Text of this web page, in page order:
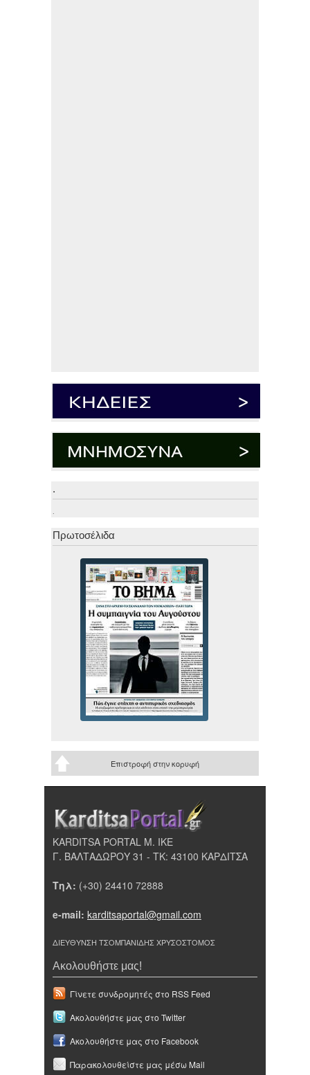
.
.
Πρωτοσέλιδα
Επιστροφή στην κορυφή
KARDITSA PORTAL Μ. ΙΚΕ
Γ. ΒΑΛΤΑΔΩΡΟΥ 31 - ΤΚ: 43100 ΚΑΡΔΙΤΣΑ
Τηλ: (+30) 24410 72888
e-mail: karditsaportal@gmail.com
ΔΙΕΥΘΥΝΣΗ ΤΣΟΜΠΑΝΙΔΗΣ ΧΡΥΣΟΣΤΟΜΟΣ
Ακολουθήστε μας!
Γίνετε συνδρομητές στο RSS Feed
Ακολουθήστε μας στο Twitter
Ακολουθήστε μας στο Facebook
Παρακολουθείστε μας μέσω Mail